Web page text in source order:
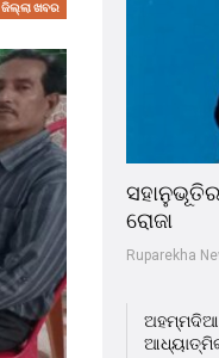
ଜିଲ୍ଲା ଖବର
ରୋଜା
Ruparekha
ଅହମ୍ମଦିଆ